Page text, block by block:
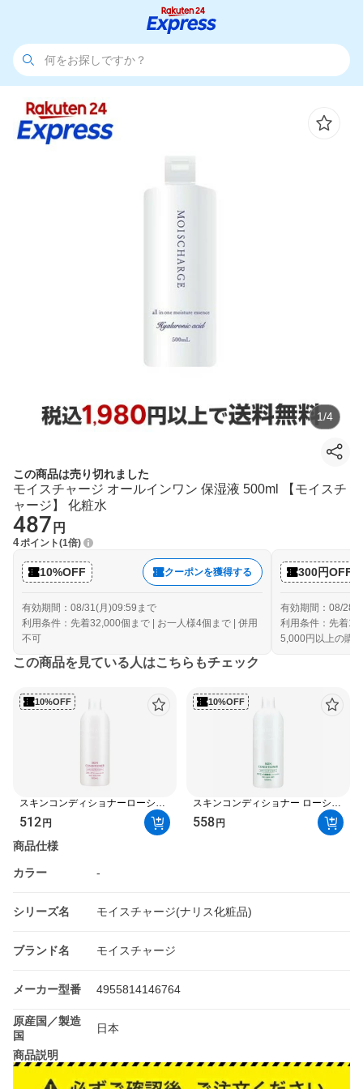
1/4
この商品は売り切れました
モイスチャージ オールインワン 保湿液 500ml 【モイスチ
ャージ】 化粧水
487 円
4ポイント 1倍
10%OFF クーポンを獲得する
有効期間：08/31(月)09:59まで
利用条件：先着32,000個まで | お一人様4個まで | 併用
不可
300円OFF
有効期間：08/28(
利用条件：先着
5,000円以上の購
この商品を見ている人はこちらもチェック
10%OFF
スキンコンディショナーローショ
ンCO 500ml 【スキンコンディシ
ョナー】 コラーゲン
512円
10%OFF
スキンコンディショナー ローショ
ンVC 500ml 【スキンコンディシ
ョナー】 ビタミンC
558円
商品仕様
カラー -
シリーズ名 モイスチャージ(ナリス化粧品)
ブランド名 モイスチャージ
メーカー型番 4955814146764
原産国／製造
国
日本
商品説明